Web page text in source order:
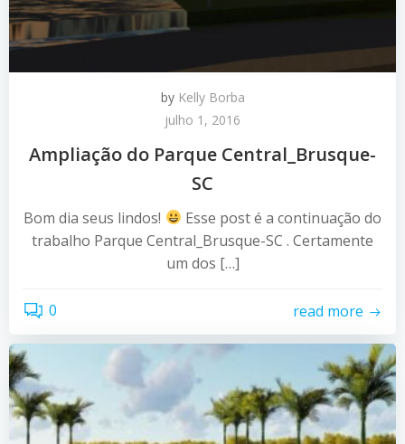
by Kelly Borba
julho 1, 2016
Ampliação do Parque Central_Brusque-
SC
Bom dia seus lindos!
Esse post é a continuação do
trabalho Parque Central_Brusque-SC . Certamente
um dos […]
0 read more